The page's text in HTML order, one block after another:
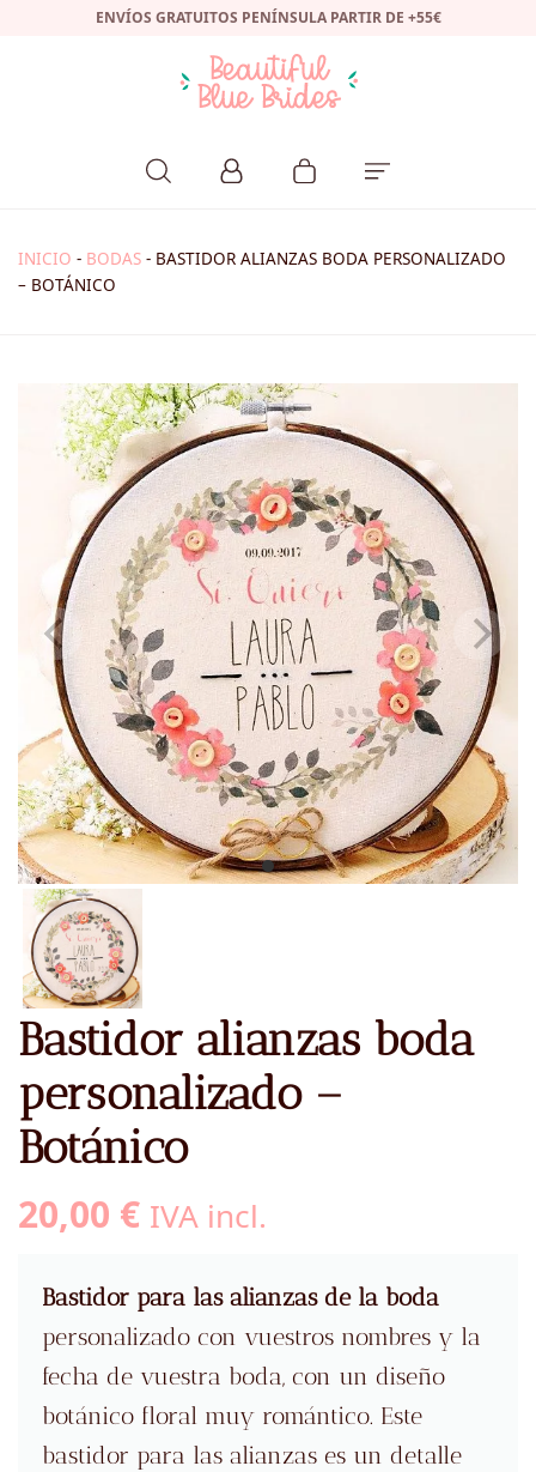
ENVÍOS GRATUITOS PENÍNSULA PARTIR DE +55€
INICIO - BODAS - BASTIDOR ALIANZAS BODA PERSONALIZADO
– BOTÁNICO
Bastidor alianzas boda
personalizado –
Botánico
20,00 € IVA incl.
Bastidor para las alianzas de la boda
personalizado con vuestros nombres y la
fecha de vuestra boda, con un diseño
botánico floral muy romántico. Este
bastidor para las alianzas es un detalle